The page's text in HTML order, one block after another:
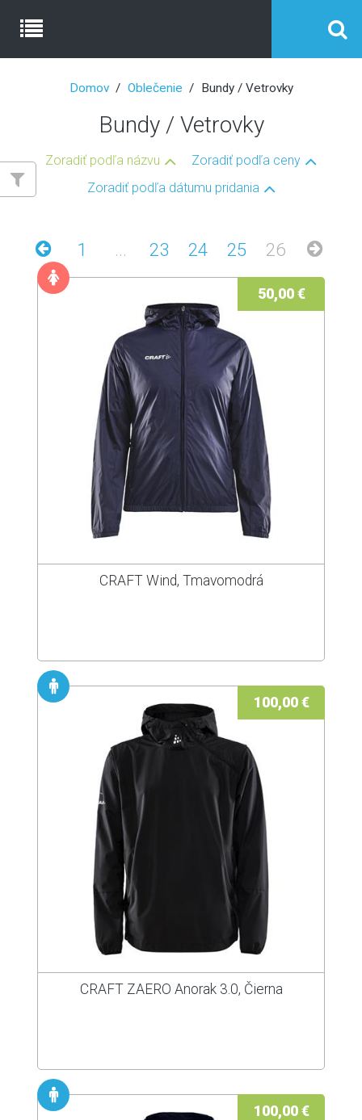
Domov Oblečenie Bundy / Vetrovky
Bundy / Vetrovky
Zoradiť podľa názvu
Zoradiť podľa ceny
Zoradiť podľa dátumu pridania
1 ... 23 24 25 26
50,00 €
CRAFT Wind, Tmavomodrá
100,00 €
CRAFT ZAERO Anorak 3.0, Čierna
100,00 €